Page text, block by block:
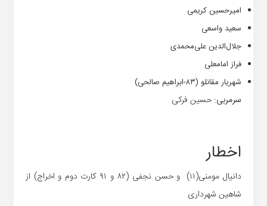
امیرحسین کریمی
سعید واسعی
جلال‌الدین علی‌محمدی
فراز امامعلی
شهریار مقانلو (۸۳-ابراهیم صالحی)
سرمربی: حسین فرکی
اخطار
دانیال مومنی(۱۱) و حسن نجفی (۸۲ و ۹۱ کارت دوم و اخراج) از
شاهین شهرداری